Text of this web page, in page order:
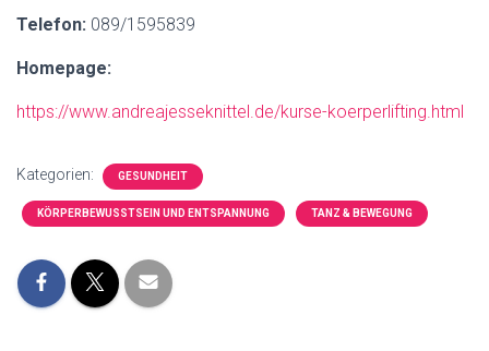
Telefon: 089/1595839
Homepage:
https://www.andreajesseknittel.de/kurse-koerperlifting.html
Kategorien: GESUNDHEIT
KÖRPERBEWUSSTSEIN UND ENTSPANNUNG TANZ & BEWEGUNG